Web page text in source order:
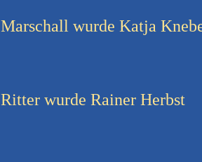
Marschall wurde Katja
Ritter wurde Rainer Herbst